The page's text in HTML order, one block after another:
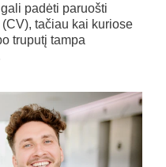
padėti paruošti
tačiau kai kuriose
truputį tampa